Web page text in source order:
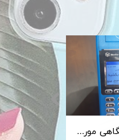
پایانه فروشگاهی مورفان MoreFun مدل H9